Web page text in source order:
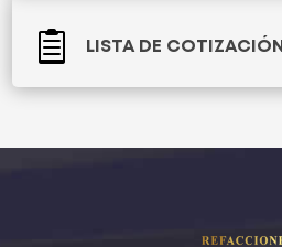
 LISTA DE COTIZACIÓN